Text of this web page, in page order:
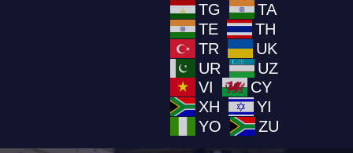
TG
TA
TE
TH
TR
UK
UR
UZ
VI
CY
XH
YI
YO
ZU